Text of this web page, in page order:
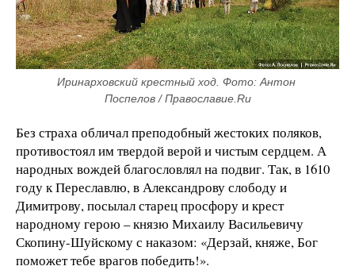
Иринарховский крестный ход. Фото: Антон
Поспелов / Православие.Ru
Без страха обличал преподобный жестоких поляков,
противостоял им твердой верой и чистым сердцем. А
народных вождей благословлял на подвиг. Так, в 1610
году к Переславлю, в Александрову слободу и
Димитрову, посылал старец просфору и крест
народному герою – князю Михаилу Васильевичу
Скопину-Шуйскому с наказом: «Дерзай, княже, Бог
поможет тебе врагов победить!».